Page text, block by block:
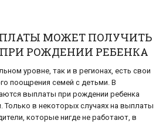
МОЖЕТ ПОЛУЧИТЬ
РОЖДЕНИИ РЕБЕНКА
уровне, так и в регионах, есть свои
поощрения семей с детьми. В
выплаты при рождении ребенка
в некоторых случаях на выплаты
которые нигде не работают, в